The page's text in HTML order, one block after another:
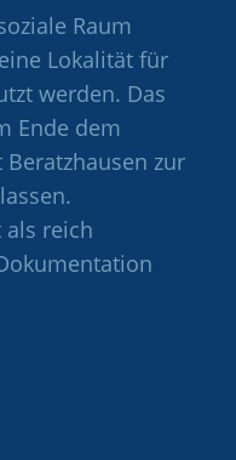
Raum
Lokalität für
werden. Das
Ende dem
zur
als reich